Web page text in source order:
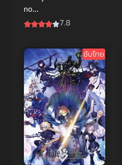
no
Shinryakusha!
คนแปลก!?
7.8
ซับไทย